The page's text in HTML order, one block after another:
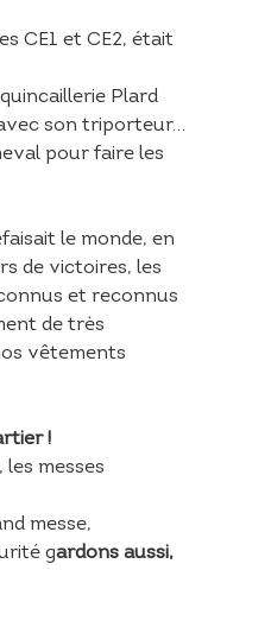
CE1 et CE2, était
Plard
son triporteur…
pour faire les
le monde, en
de victoires, les
et reconnus
de très
vêtements
!
les messes
messe,
gardons aussi,